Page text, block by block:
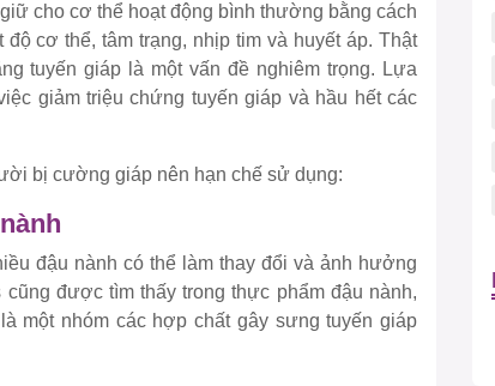
cho cơ thể hoạt động bình thường bằng cách
cơ thể, tâm trạng, nhịp tim và huyết áp. Thật
tuyến giáp là một vấn đề nghiêm trọng. Lựa
giảm triệu chứng tuyến giáp và hầu hết các
bị cường giáp nên hạn chế sử dụng:
đậu nành có thể làm thay đổi và ảnh hưởng
được tìm thấy trong thực phẩm đậu nành,
một nhóm các hợp chất gây sưng tuyến giáp